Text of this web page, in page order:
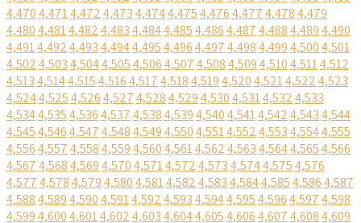
4,4704,4714,4724,4734,4744,4754,4764,4774,4784,479
4,4804,4814,4824,4834,4844,4854,4864,4874,4884,4894,490
4,4914,4924,4934,4944,4954,4964,4974,4984,4994,5004,501
4,5024,5034,5044,5054,5064,5074,5084,5094,5104,5114,512
4,5134,5144,5154,5164,5174,5184,5194,5204,5214,5224,523
4,5244,5254,5264,5274,5284,5294,5304,5314,5324,533
4,5344,5354,5364,5374,5384,5394,5404,5414,5424,5434,544
4,5454,5464,5474,5484,5494,5504,5514,5524,5534,5544,555
4,5564,5574,5584,5594,5604,5614,5624,5634,5644,5654,566
4,5674,5684,5694,5704,5714,5724,5734,5744,5754,576
4,5774,5784,5794,5804,5814,5824,5834,5844,5854,5864,587
4,5884,5894,5904,5914,5924,5934,5944,5954,5964,5974,598
4,5994,6004,6014,6024,6034,6044,6054,6064,6074,6084,609